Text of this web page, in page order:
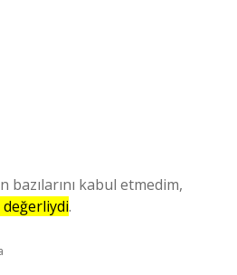
bazılarını kabul etmedim,
.